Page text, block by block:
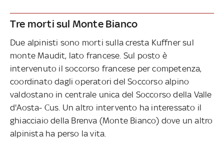
Tre morti sul Monte Bianco
Due alpinisti sono morti sulla cresta Kuffner sul
monte Maudit, lato francese. Sul posto è
intervenuto il soccorso francese per competenza,
coordinato dagli operatori del Soccorso alpino
valdostano in centrale unica del Soccorso della Valle
d'Aosta- Cus. Un altro intervento ha interessato il
ghiacciaio della Brenva (Monte Bianco) dove un altro
alpinista ha perso la vita.